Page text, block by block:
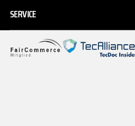
SERVICE